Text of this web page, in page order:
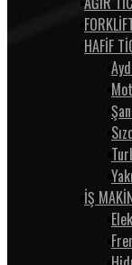
HAFİF
İŞ